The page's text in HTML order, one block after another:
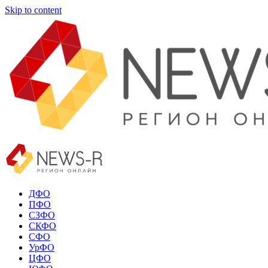
Skip to content
ДФО
ПФО
СЗФО
СКФО
СФО
УрФО
ЦФО